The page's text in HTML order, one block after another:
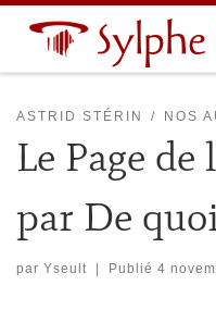
Skip to content
ASTRID STÉRIN NOS
Le Page de
par De
par Yseult Publié 4